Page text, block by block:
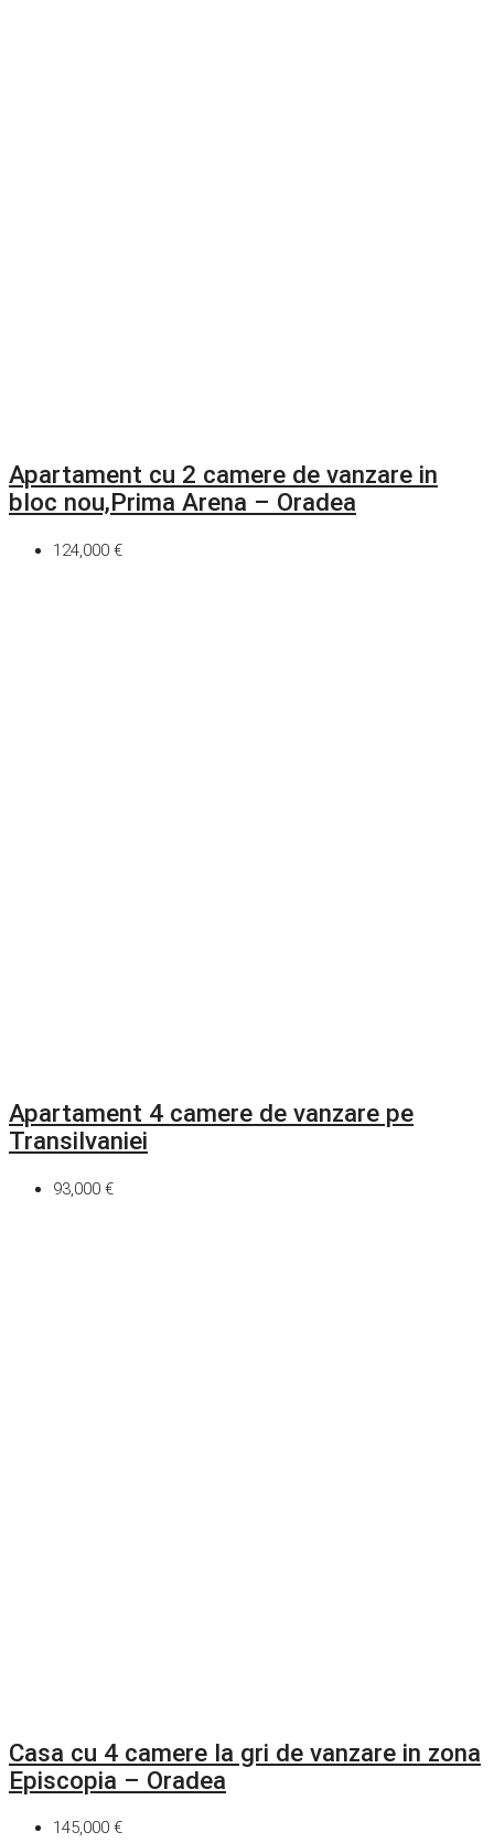
Apartament cu 2 camere de vanzare in
bloc nou,Prima Arena – Oradea
124,000 €
Apartament 4 camere de vanzare pe
Transilvaniei
93,000 €
Casa cu 4 camere la gri de vanzare in zona
Episcopia – Oradea
145,000 €